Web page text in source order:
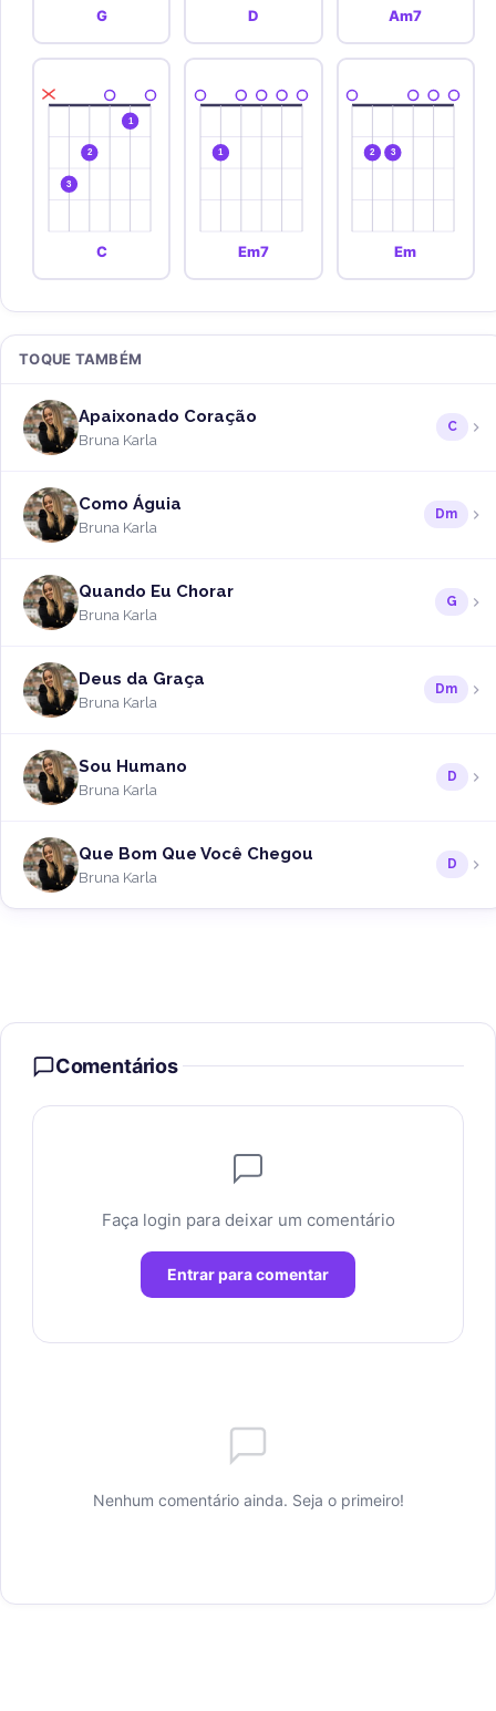
G D Am7
3
2
1
C
1
Em7
2 3
Em
TOQUE TAMBÉM
Apaixonado Coração
Bruna Karla
C
Como Águia
Bruna Karla
Dm
Quando Eu Chorar
Bruna Karla
G
Deus da Graça
Bruna Karla
Dm
Sou Humano
Bruna Karla
D
Que Bom Que Você Chegou
Bruna Karla
D
Comentários
Faça login para deixar um comentário
Entrar para comentar
Nenhum comentário ainda. Seja o primeiro!